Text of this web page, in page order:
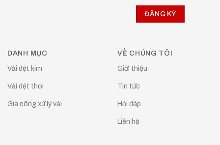
DANH MỤC
Vải dệt kim
Vải dệt thoi
Gia công xử lý vải
VỀ CHÚNG TÔI
Giới thiệu
Tin tức
Hỏi đáp
Liên hệ